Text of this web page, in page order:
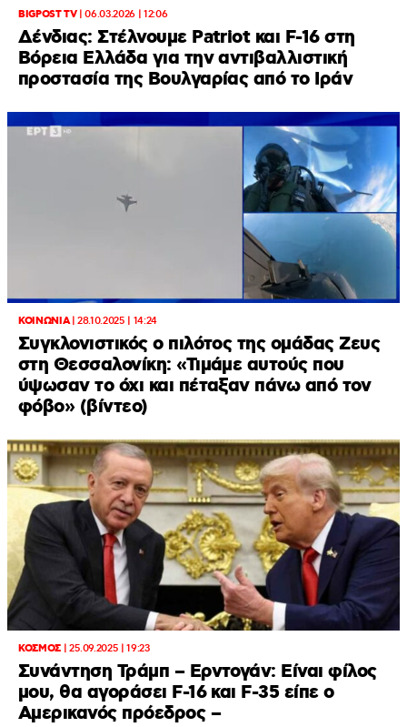
BIGPOST TV|06.03.2026 | 12:06
Δένδιας: Στέλνουμε Patriot και F-16 στη
Βόρεια Ελλάδα για την αντιβαλλιστική
προστασία της Βουλγαρίας από το Ιράν
ΚΟΙΝΩΝΙΑ|28.10.2025 | 14:24
Συγκλονιστικός ο πιλότος της ομάδας Ζευς
στη Θεσσαλονίκη: «Τιμάμε αυτούς που
ύψωσαν το όχι και πέταξαν πάνω από τον
φόβο» (βίντεο)
ΚΟΣΜΟΣ| 25.09.2025 | 19:23
Συνάντηση Τράμπ – Ερντογάν: Είναι φίλος
μου, θα αγοράσει F-16 και F-35 είπε ο
Αμερικανός πρόεδρος –